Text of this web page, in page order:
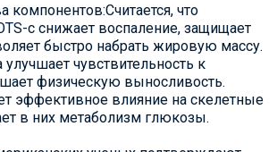
компонентов:Считается, что
c снижает воспаление, защищает
быстро набрать жировую массу.
чувствительность к
физическую выносливость.
эффективное влияние на скелетные
в них метаболизм глюкозы.